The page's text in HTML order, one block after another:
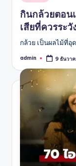
in
กินกล้วยตอน
เสียที่ควรระวั
กล้วย เป็นผลไม้ที่อุ
Posted
admin 9 ธันวา